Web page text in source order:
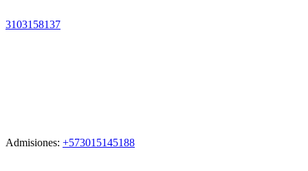
3103158137
Admisiones: +573015145188